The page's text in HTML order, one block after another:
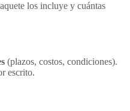
los incluye y cuántas
(plazos, costos, condiciones).
escrito.